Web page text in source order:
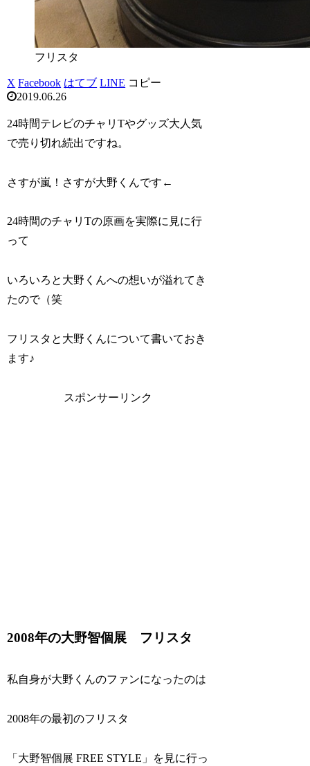
フリスタ
X Facebook はてブ LINE コピー
2019.06.26
24時間テレビのチャリTやグッズ大人気
で売り切れ続出ですね。
さすが嵐！さすが大野くんです←
24時間のチャリTの原画を実際に見に行
って
いろいろと大野くんへの想いが溢れてき
たので（笑
フリスタと大野くんについて書いておき
ます♪
スポンサーリンク
2008年の大野智個展 フリスタ
私自身が大野くんのファンになったのは
2008年の最初のフリスタ
「大野智個展 FREE STYLE」を見に行っ